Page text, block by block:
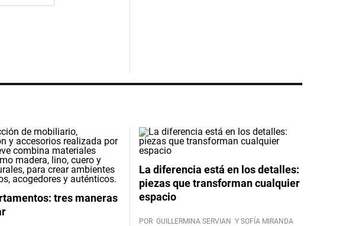
tres maneras
La diferencia está en los detalles:
piezas que transforman cualquier
espacio
POR GUILLERMINA SERVIAN Y SOFÍA MIRANDA